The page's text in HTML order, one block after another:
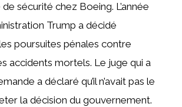
sécurité chez Boeing. L’année
Trump a décidé
poursuites pénales contre
accidents mortels. Le juge qui a
a déclaré qu’il n’avait pas le
la décision du gouvernement.